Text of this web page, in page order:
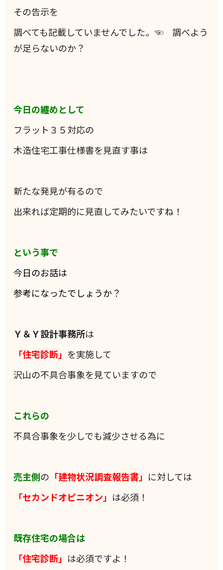
その告示を
調べても記載していませんでした。☜ 調べよう
が足らないのか？
今日の纏めとして
フラット３５対応の
木造住宅工事仕様書を見直す事は
新たな発見が有るので
出来れば定期的に見直してみたいですね！
という事で
今日のお話は
参考になったでしょうか？
Ｙ＆Ｙ設計事務所は
「住宅診断」 を実施して
沢山の不具合事象を見ていますので
これらの
不具合事象を少しでも減少させる為に
売主側の 「建物状況調査報告書」 に対しては
「セカンドオピニオン」 は必須！
既存住宅の場合は
「住宅診断」 は必須ですよ！